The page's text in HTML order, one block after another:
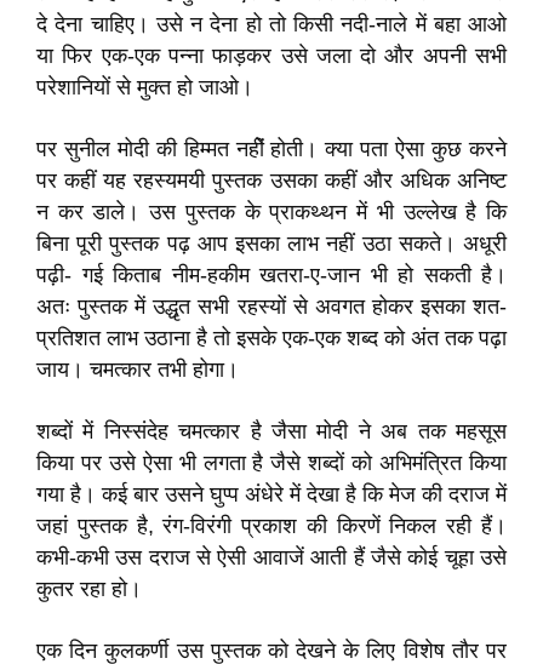
दे देना चाहिए। उसे न देना हो तो किसी नदी-नाले में बहा आओ
या फिर एक-एक पन्ना फाड़कर उसे जला दो और अपनी सभी
परेशानियों से मुक्त हो जाओ।
पर सुनील मोदी की हिम्मत नहीें होती। क्या पता ऐसा कुछ करने
पर कहीं यह रहस्यमयी पुस्तक उसका कहीं और अधिक अनिष्ट
न कर डाले। उस पुस्तक के प्राकथ्थन में भी उल्लेख है कि
बिना पूरी पुस्तक पढ़ आप इसका लाभ नहीं उठा सकते। अधूरी
पढ़ी- गई किताब नीम-हकीम खतरा-ए-जान भी हो सकती है।
अतः पुस्तक में उद्धृत सभी रहस्यों से अवगत होकर इसका शत-
प्रतिशत लाभ उठाना है तो इसके एक-एक शब्द को अंत तक पढ़ा
जाय। चमत्कार तभी होगा।
शब्दों में निस्संदेह चमत्कार है जैसा मोदी ने अब तक महसूस
किया पर उसे ऐसा भी लगता है जैसे शब्दों को अभिमंत्रित किया
गया है। कई बार उसने घुप्प अंधेरे में देखा है कि मेज की दराज में
जहां पुस्तक है, रंग-विरंगी प्रकाश की किरणें निकल रही हैं।
कभी-कभी उस दराज से ऐसी आवाजें आती हैं जैसे कोई चूहा उसे
कुतर रहा हो।
एक दिन कुलकर्णी उस पुस्तक को देखने के लिए विशेष तौर पर